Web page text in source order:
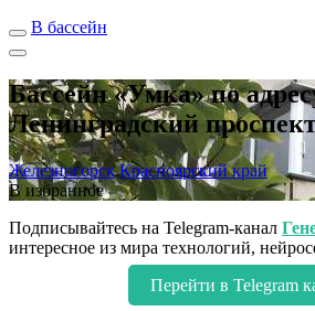
В бассейн
Бассейн «Умка» по
Ленинградский
Железногорск Красноярский край
В избранное
Подписывайтесь на Telegram-канал
интересное из мира технологий,
Перейти в Telegram